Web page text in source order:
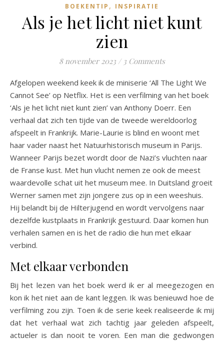
BOEKENTIP , INSPIRATIE
Als je het licht niet kunt
zien
8 november 2023 / 3 Comments
Afgelopen weekend keek ik de miniserie ‘All The Light We
Cannot See’ op Netflix. Het is een verfilming van het boek
‘Als je het licht niet kunt zien’ van Anthony Doerr. Een
verhaal dat zich ten tijde van de tweede wereldoorlog
afspeelt in Frankrijk. Marie-Laurie is blind en woont met
haar vader naast het Natuurhistorisch museum in Parijs.
Wanneer Parijs bezet wordt door de Nazi’s vluchten naar
de Franse kust. Met hun vlucht nemen ze ook de meest
waardevolle schat uit het museum mee. In Duitsland groeit
Werner samen met zijn jongere zus op in een weeshuis.
Hij belandt bij de Hilterjugend en wordt vervolgens naar
dezelfde kustplaats in Frankrijk gestuurd. Daar komen hun
verhalen samen en is het de radio die hun met elkaar
verbind.
Met elkaar verbonden
Bij het lezen van het boek werd ik er al meegezogen en
kon ik het niet aan de kant leggen. Ik was benieuwd hoe de
verfilming zou zijn. Toen ik de serie keek realiseerde ik mij
dat het verhaal wat zich tachtig jaar geleden afspeelt,
actueler is dan nooit te voren. Een man die gedwongen